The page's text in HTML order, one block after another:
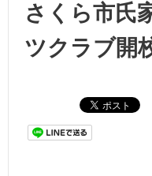
さくら市氏
ツクラブ開